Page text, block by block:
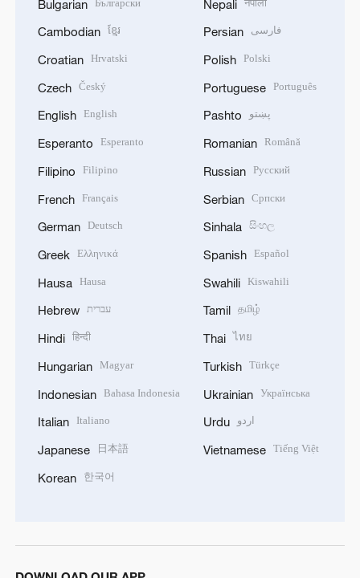
Bulgarian
Cambodian ខ្មែរ
Croatian Hrvatski
Czech Český
English English
Esperanto Esperanto
Filipino Filipino
French Français
German Deutsch
Greek Ελληνικά
Hausa Hausa
Hebrew עברית
Hindi हिन्दी
Hungarian Magyar
Indonesian Bahasa Indonesia
Italian Italiano
Japanese 日本語
Korean 한국어
Nepali
Persian فارسی
Polish Polski
Portuguese Português
Pashto پښتو
Romanian Română
Russian Русский
Serbian Српски
Sinhala සිංහල
Spanish Español
Swahili Kiswahili
Tamil தமிழ்
Thai ไทย
Turkish Türkçe
Ukrainian Українська
Urdu اردو
Vietnamese Tiếng Việt